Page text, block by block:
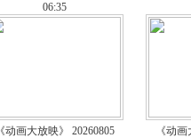
06:35
《动画大放映》 20260805
《动